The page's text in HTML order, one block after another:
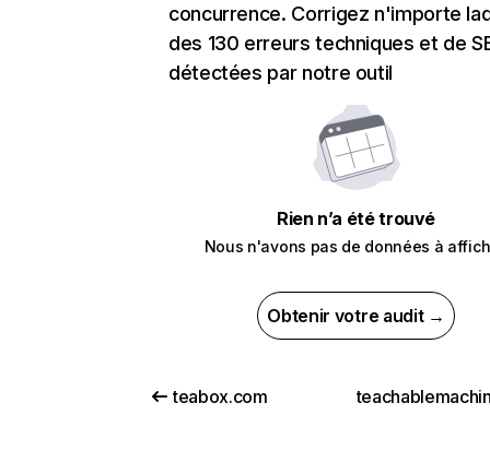
concurrence. Corrigez n'importe
des 130 erreurs techniques et de
détectées par notre outil
Rien n’a été trouvé
Nous n'avons pas de données à
Obtenir votre audit →
teabox.com